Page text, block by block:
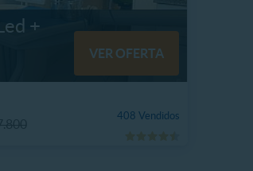
+
VER OFERTA
408 Vendidos